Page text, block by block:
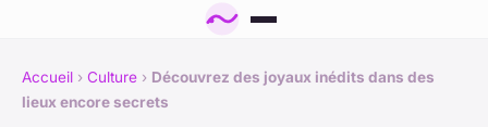
Accueil › Culture › Découvrez des joyaux inédits dans des
lieux encore secrets